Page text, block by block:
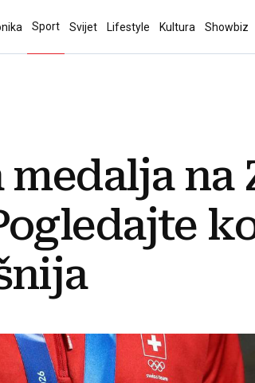
Sport Svijet Lifestyle Kultura Showbiz
medalja